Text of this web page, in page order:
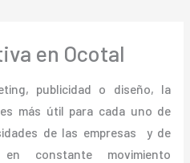
en Ocotal
publicidad o diseño, la
más útil para cada uno de
de las empresas y de
en constante movimiento